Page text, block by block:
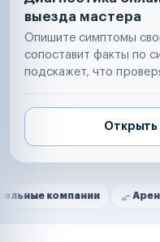
выезда мастера
Опишите симптомы
сопоставит факты по
подскажет, что
Открыть
Нам доверяют
Аренда
Маркетплейсы